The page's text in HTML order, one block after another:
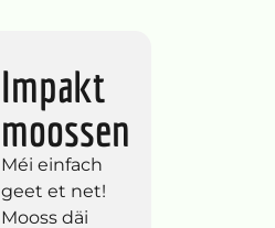
Impakt
moossen
Méi einfach
geet et net!
Mooss däi